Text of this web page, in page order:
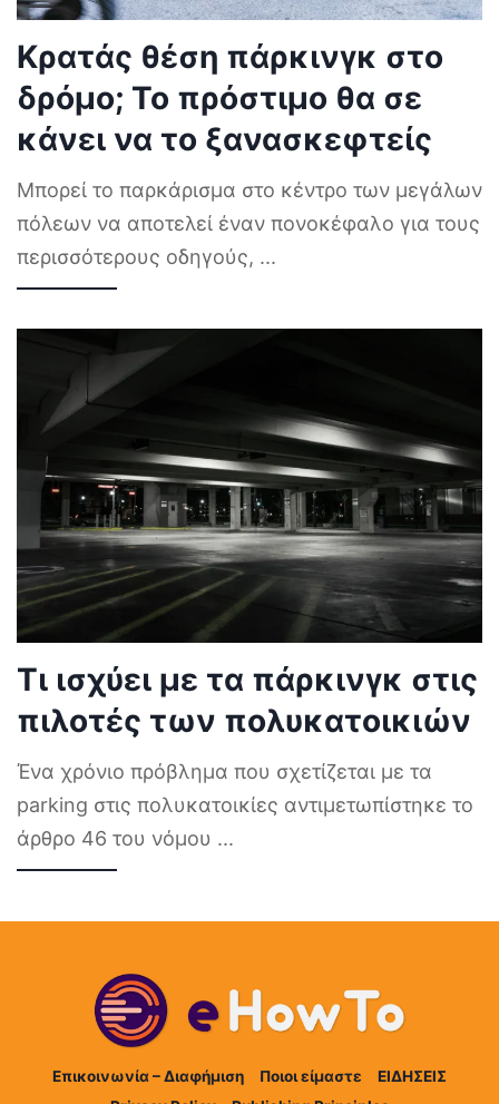
Κρατάς θέση πάρκινγκ στο
δρόμο; Το πρόστιμο θα σε
κάνει να το ξανασκεφτείς
Μπορεί το παρκάρισμα στο κέντρο των μεγάλων
πόλεων να αποτελεί έναν πονοκέφαλο για τους
περισσότερους οδηγούς, ...
Τι ισχύει με τα πάρκινγκ στις
πιλοτές των πολυκατοικιών
Ένα χρόνιο πρόβλημα που σχετίζεται με τα
parking στις πολυκατοικίες αντιμετωπίστηκε το
άρθρο 46 του νόμου ...
Επικοινωνία – Διαφήμιση Ποιοι είμαστε
ΕΙΔΗΣΕΙΣ